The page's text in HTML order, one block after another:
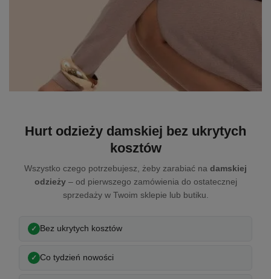
Hurt odzieży damskiej bez ukrytych
kosztów
Wszystko czego potrzebujesz, żeby zarabiać na damskiej
odzieży– od pierwszego zamówienia do ostatecznej
sprzedaży w Twoim sklepie lub butiku.
Bez ukrytych kosztów
Co tydzień nowości